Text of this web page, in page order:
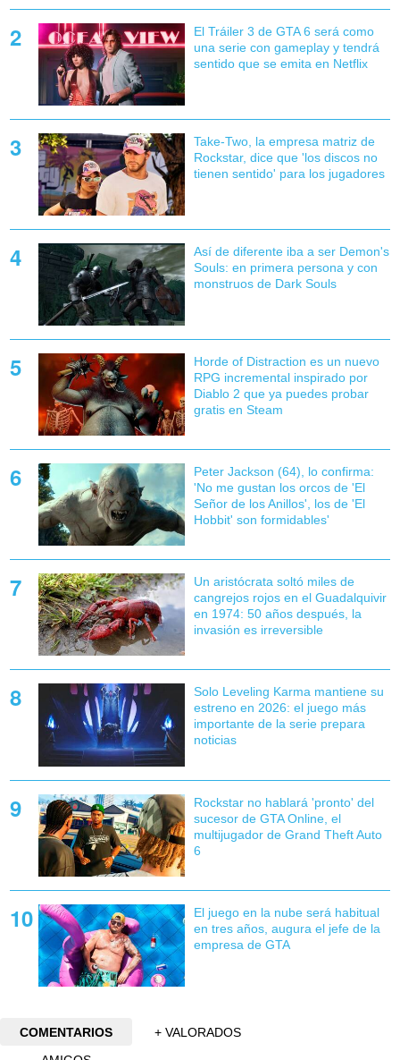
El Tráiler 3 de GTA 6 será como
una serie con gameplay y tendrá
sentido que se emita en Netflix
Take-Two, la empresa matriz de
Rockstar, dice que 'los discos no
tienen sentido' para los jugadores
Así de diferente iba a ser Demon's
Souls: en primera persona y con
monstruos de Dark Souls
Horde of Distraction es un nuevo
RPG incremental inspirado por
Diablo 2 que ya puedes probar
gratis en Steam
Peter Jackson (64), lo confirma:
'No me gustan los orcos de 'El
Señor de los Anillos', los de 'El
Hobbit' son formidables'
Un aristócrata soltó miles de
cangrejos rojos en el Guadalquivir
en 1974: 50 años después, la
invasión es irreversible
Solo Leveling Karma mantiene su
estreno en 2026: el juego más
importante de la serie prepara
noticias
Rockstar no hablará 'pronto' del
sucesor de GTA Online, el
multijugador de Grand Theft Auto
6
El juego en la nube será habitual
en tres años, augura el jefe de la
empresa de GTA
COMENTARIOS
+ VALORADOS